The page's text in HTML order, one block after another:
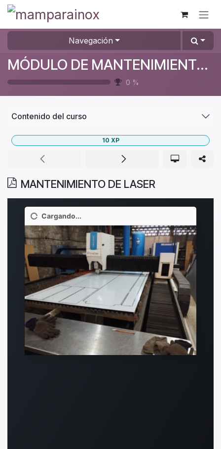
Ir al contenido
Navegación
MÓDULO DE MANTENIMIENTO DE MÁQUINAS
0 %
Contenido del curso
MANTENIMIENTO DE LASER
10 XP